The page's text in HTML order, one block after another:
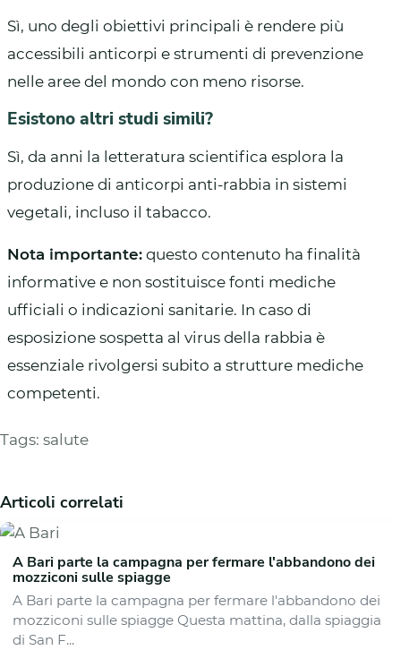
Sì, uno degli obiettivi principali è rendere più
accessibili anticorpi e strumenti di prevenzione
nelle aree del mondo con meno risorse.
Esistono altri studi simili?
Sì, da anni la letteratura scientifica esplora la
produzione di anticorpi anti-rabbia in sistemi
vegetali, incluso il tabacco.
Nota importante: questo contenuto ha finalità
informative e non sostituisce fonti mediche
ufficiali o indicazioni sanitarie. In caso di
esposizione sospetta al virus della rabbia è
essenziale rivolgersi subito a strutture mediche
competenti.
Tags: salute
Articoli correlati
A Bari parte la campagna per fermare l'abbandono dei
mozziconi sulle spiagge
A Bari parte la campagna per fermare l'abbandono dei
mozziconi sulle spiagge Questa mattina, dalla spiaggia
di San F...